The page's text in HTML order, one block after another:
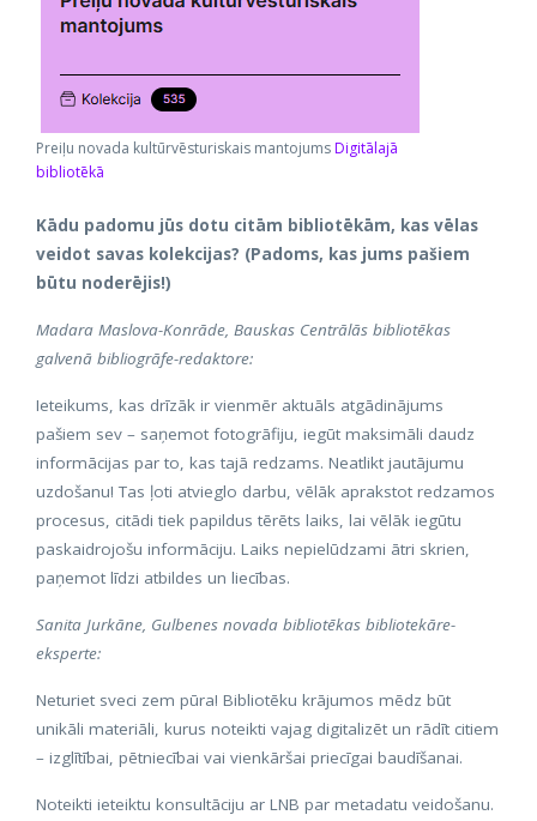
Preiļu novada kultūrvēsturiskais mantojumsDigitālajā
bibliotēkā
Kādu padomu jūs dotu citām bibliotēkām, kas vēlas
veidot savas kolekcijas? (Padoms, kas jums pašiem
būtu noderējis!)
Madara Maslova-Konrāde, Bauskas Centrālās bibliotēkas
galvenā bibliogrāfe-redaktore:
Ieteikums, kas drīzāk ir vienmēr aktuāls atgādinājums
pašiem sev – saņemot fotogrāfiju, iegūt maksimāli daudz
informācijas par to, kas tajā redzams. Neatlikt jautājumu
uzdošanu! Tas ļoti atvieglo darbu, vēlāk aprakstot redzamos
procesus, citādi tiek papildus tērēts laiks, lai vēlāk iegūtu
paskaidrojošu informāciju. Laiks nepielūdzami ātri skrien,
paņemot līdzi atbildes un liecības.
Sanita Jurkāne, Gulbenes novada bibliotēkas bibliotekāre-
eksperte:
Neturiet sveci zem pūra! Bibliotēku krājumos mēdz būt
unikāli materiāli, kurus noteikti vajag digitalizēt un rādīt citiem
– izglītībai, pētniecībai vai vienkāršai priecīgai baudīšanai.
Noteikti ieteiktu konsultāciju ar LNB par metadatu veidošanu.